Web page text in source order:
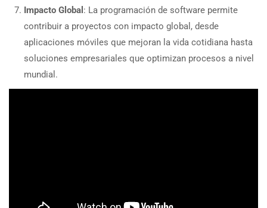
Impacto Global : La programación de software permite
contribuir a proyectos con impacto global, desde
aplicaciones móviles que mejoran la vida cotidiana hasta
soluciones empresariales que optimizan procesos a nivel
mundial.